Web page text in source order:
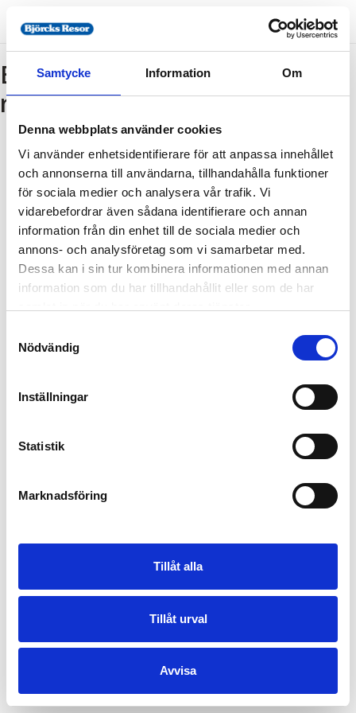
Samtycke Information Om
Denna webbplats använder cookies
Vi använder enhetsidentifierare för att anpassa innehållet
och annonserna till användarna, tillhandahålla funktioner
för sociala medier och analysera vår trafik. Vi
vidarebefordrar även sådana identifierare och annan
information från din enhet till de sociala medier och
annons- och analysföretag som vi samarbetar med.
Dessa kan i sin tur kombinera informationen med annan
information som du har tillhandahållit eller som de har
Nödvändig
Inställningar
Statistik
Marknadsföring
Tillåt alla
Tillåt urval
Avvisa
Bokning - Tillbaka till
resebeskrivningen
Tillbaka till resebeskrivningen
1. Antal resenärer och rum
2. Personupplysningar
3. Betalning
Fel